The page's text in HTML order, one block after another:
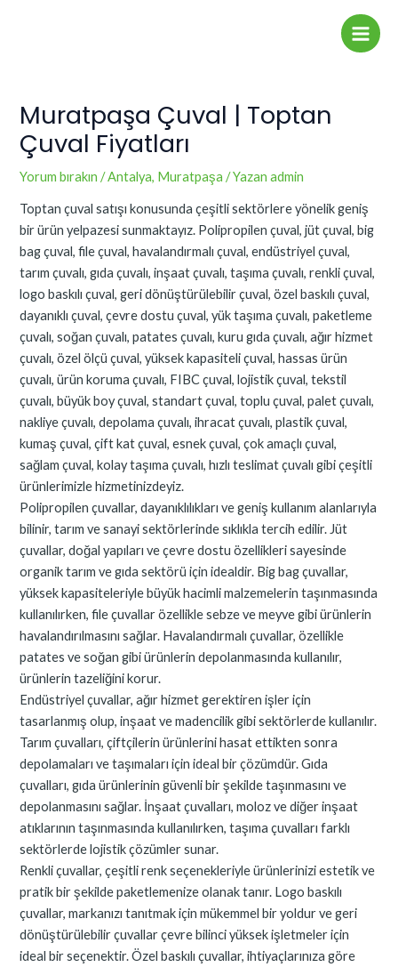
Main
Muratpaşa Çuval | Toptan
Çuval Fiyatları
Yorum bırakın /Antalya, Muratpaşa / Yazan admin
Toptan çuval satışı konusunda çeşitli sektörlere yönelik geniş
bir ürün yelpazesi sunmaktayız. Polipropilen çuval, jüt çuval, big
bag çuval, file çuval, havalandırmalı çuval, endüstriyel çuval,
tarım çuvalı, gıda çuvalı, inşaat çuvalı, taşıma çuvalı, renkli çuval,
logo baskılı çuval, geri dönüştürülebilir çuval, özel baskılı çuval,
dayanıklı çuval, çevre dostu çuval, yük taşıma çuvalı, paketleme
çuvalı, soğan çuvalı, patates çuvalı, kuru gıda çuvalı, ağır hizmet
çuvalı, özel ölçü çuval, yüksek kapasiteli çuval, hassas ürün
çuvalı, ürün koruma çuvalı, FIBC çuval, lojistik çuval, tekstil
çuvalı, büyük boy çuval, standart çuval, toplu çuval, palet çuvalı,
nakliye çuvalı, depolama çuvalı, ihracat çuvalı, plastik çuval,
kumaş çuval, çift kat çuval, esnek çuval, çok amaçlı çuval,
sağlam çuval, kolay taşıma çuvalı, hızlı teslimat çuvalı gibi çeşitli
ürünlerimizle hizmetinizdeyiz.
Polipropilen çuvallar, dayanıklılıkları ve geniş kullanım alanlarıyla
bilinir, tarım ve sanayi sektörlerinde sıklıkla tercih edilir. Jüt
çuvallar, doğal yapıları ve çevre dostu özellikleri sayesinde
organik tarım ve gıda sektörü için idealdir. Big bag çuvallar,
yüksek kapasiteleriyle büyük hacimli malzemelerin taşınmasında
kullanılırken, file çuvallar özellikle sebze ve meyve gibi ürünlerin
havalandırılmasını sağlar. Havalandırmalı çuvallar, özellikle
patates ve soğan gibi ürünlerin depolanmasında kullanılır,
ürünlerin tazeliğini korur.
Endüstriyel çuvallar, ağır hizmet gerektiren işler için
tasarlanmış olup, inşaat ve madencilik gibi sektörlerde kullanılır.
Tarım çuvalları, çiftçilerin ürünlerini hasat ettikten sonra
depolamaları ve taşımaları için ideal bir çözümdür. Gıda
çuvalları, gıda ürünlerinin güvenli bir şekilde taşınmasını ve
depolanmasını sağlar. İnşaat çuvalları, moloz ve diğer inşaat
atıklarının taşınmasında kullanılırken, taşıma çuvalları farklı
sektörlerde lojistik çözümler sunar.
Renkli çuvallar, çeşitli renk seçenekleriyle ürünlerinizi estetik ve
pratik bir şekilde paketlemenize olanak tanır. Logo baskılı
çuvallar, markanızı tanıtmak için mükemmel bir yoldur ve geri
dönüştürülebilir çuvallar çevre bilinci yüksek işletmeler için
ideal bir seçenektir. Özel baskılı çuvallar, ihtiyaçlarınıza göre